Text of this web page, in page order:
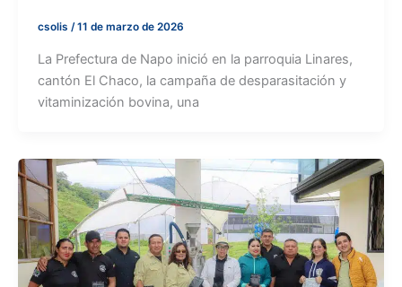
csolis /11 de marzo de 2026
La Prefectura de Napo inició en la parroquia Linares,
cantón El Chaco, la campaña de desparasitación y
vitaminización bovina, una